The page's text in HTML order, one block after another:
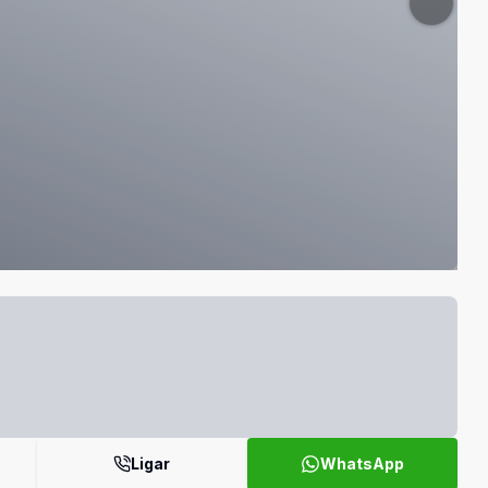
Ligar WhatsApp